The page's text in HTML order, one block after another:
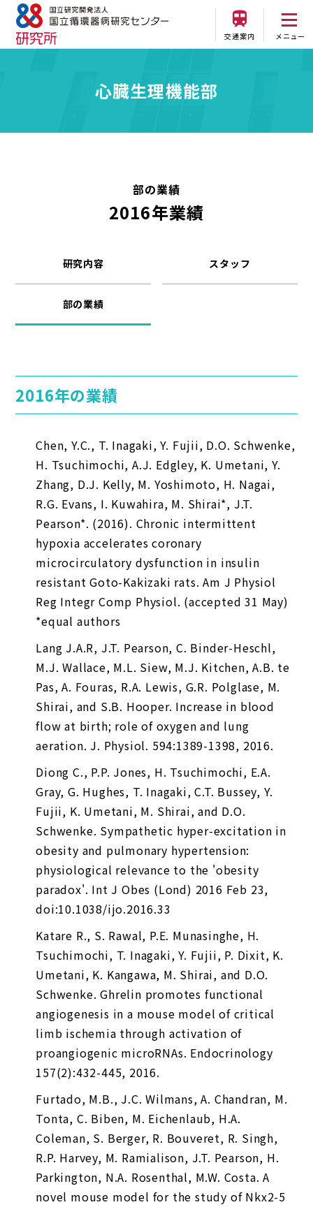
交通案内 メニュー
心臓生理機能部
部の業績
2016年業績
研究内容 スタッフ
部の業績
2016年の業績
Chen, Y.C., T. Inagaki, Y. Fujii, D.O. Schwenke,
H. Tsuchimochi, A.J. Edgley, K. Umetani, Y.
Zhang, D.J. Kelly, M. Yoshimoto, H. Nagai,
R.G. Evans, I. Kuwahira, M. Shirai*, J.T.
Pearson*. (2016). Chronic intermittent
hypoxia accelerates coronary
microcirculatory dysfunction in insulin
resistant Goto-Kakizaki rats.Am J Physiol
Reg Integr Comp Physiol. (accepted 31 May)
*equal authors
Lang J.A.R, J.T. Pearson, C. Binder-Heschl,
M.J. Wallace, M.L. Siew, M.J. Kitchen, A.B. te
Pas, A. Fouras, R.A. Lewis, G.R. Polglase, M.
Shirai, and S.B. Hooper. Increase in blood
flow at birth; role of oxygen and lung
aeration. J. Physiol. 594:1389-1398, 2016.
Diong C., P.P. Jones, H. Tsuchimochi, E.A.
Gray, G. Hughes, T. Inagaki, C.T. Bussey, Y.
Fujii, K. Umetani, M. Shirai, and D.O.
Schwenke. Sympathetic hyper-excitation in
obesity and pulmonary hypertension:
physiological relevance to the 'obesity
paradox'. Int J Obes (Lond) 2016 Feb 23,
doi:10.1038/ijo.2016.33
Katare R., S. Rawal, P.E. Munasinghe, H.
Tsuchimochi, T. Inagaki, Y. Fujii, P. Dixit, K.
Umetani, K. Kangawa, M. Shirai, and D.O.
Schwenke. Ghrelin promotes functional
angiogenesis in a mouse model of critical
limb ischemia through activation of
proangiogenic microRNAs. Endocrinology
157(2):432-445, 2016.
Furtado, M.B., J.C. Wilmans, A. Chandran, M.
Tonta, C. Biben, M. Eichenlaub, H.A.
Coleman, S. Berger, R. Bouveret, R. Singh,
R.P. Harvey, M. Ramialison, J.T. Pearson, H.
Parkington, N.A. Rosenthal, M.W. Costa. A
novel mouse model for the study of Nkx2-5